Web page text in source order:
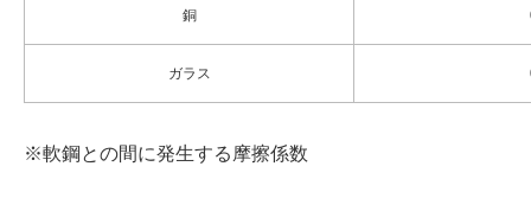
銅
ガラス
※軟鋼との間に発生する摩擦係数